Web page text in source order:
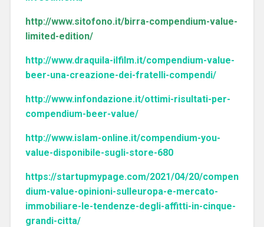
http://www.sitofono.it/birra-compendium-value-
limited-edition/
http://www.draquila-ilfilm.it/compendium-value-
beer-una-creazione-dei-fratelli-compendi/
http://www.infondazione.it/ottimi-risultati-per-
compendium-beer-value/
http://www.islam-online.it/compendium-you-
value-disponibile-sugli-store-680
https://startupmypage.com/2021/04/20/compen
dium-value-opinioni-sulleuropa-e-mercato-
immobiliare-le-tendenze-degli-affitti-in-cinque-
grandi-citta/